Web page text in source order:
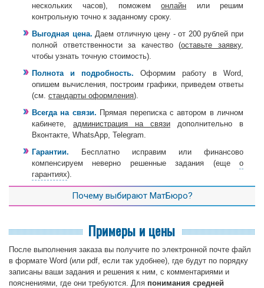
нескольких часов), поможемонлайн или решим
контрольную точно к заданному сроку.
Выгодная цена. Даем отличную цену - от 200 рублей при
полной ответственности за качество (оставьте заявку,
чтобы узнать точную стоимость).
Полнота и подробность. Оформим работу в Word,
опишем вычисления, построим графики, приведем ответы
(см. стандарты оформления).
Всегда на связи. Прямая переписка с автором в личном
кабинете, администрация на связи дополнительно в
Вконтакте, WhatsApp, Telegram.
Гарантии. Бесплатно исправим или финансово
компенсируем неверно решенные задания (еще о
гарантиях).
Почему выбирают МатБюро?
Примеры и цены
После выполнения заказа вы получите по электронной почте файл
в формате Word (или pdf, если так удобнее), где будут по порядку
записаны ваши задания и решения к ним, с комментариями и
пояснениями, где они требуются. Для понимания средней